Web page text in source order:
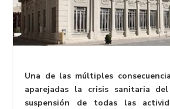
Una de las múltiples
aparejadas la crisis sanitaria
suspensión de todas las